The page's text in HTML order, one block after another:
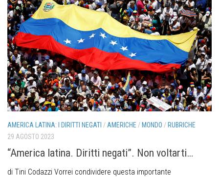
AMERICA LATINA: I DIRITTI NEGATI /AMERICHE / MONDO / RUBRICHE
29 AGOSTO 2023
“America latina. Diritti negati”. Non voltarti…
di Tini Codazzi Vorrei condividere questa importante